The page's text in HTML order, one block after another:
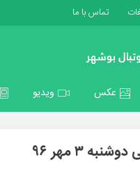
تماس با ما
عکس ویدیو
۳ مهر ۹۶